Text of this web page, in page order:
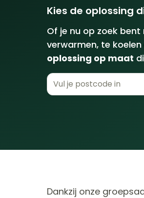
Kies de oplossing
Of je nu op zoek bent
verwarmen, te
oplossing op maat
Dankzij onze